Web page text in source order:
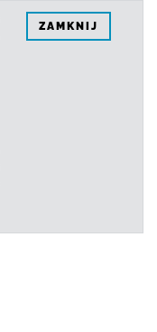
ZAMKNIJ